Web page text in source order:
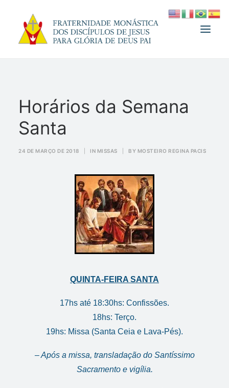
FUNDADOR
MEDJUGORJE
Horários da Semana
Santa
24 DE MARÇO DE 2018 IN MISSAS BY MOSTEIRO REGINA PACIS
QUINTA-FEIRA SANTA
17hs até 18:30hs: Confissões.
18hs: Terço.
19hs: Missa (Santa Ceia e Lava-Pés).
– Após a missa, transladação do Santíssimo
Sacramento e vigília.